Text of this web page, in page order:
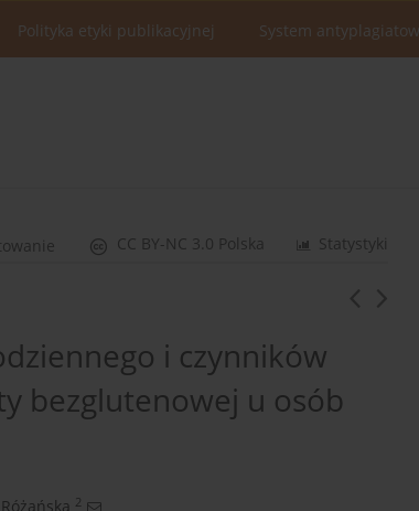
Polityka etyki publikacyjnej System
Statystyki
CC BY-NC 3.0 Polska
i czynników
bezglutenowej u osób
2